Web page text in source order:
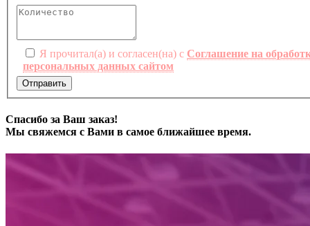
Я прочитал(а) и согласен(на) с Соглашение на
персональных данных сайтом
Отправить
Спасибо за Ваш заказ!
Мы свяжемся с Вами в самое ближайшее время.